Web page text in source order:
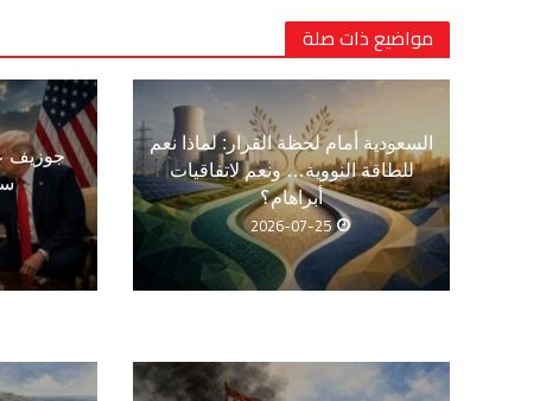
مواضيع ذات صلة
السعودية أمام لحظة القرار: لماذا نعم
للطاقة النووية… ونعم لاتفاقيات
أبراهام؟
2026-07-25
جوزيف